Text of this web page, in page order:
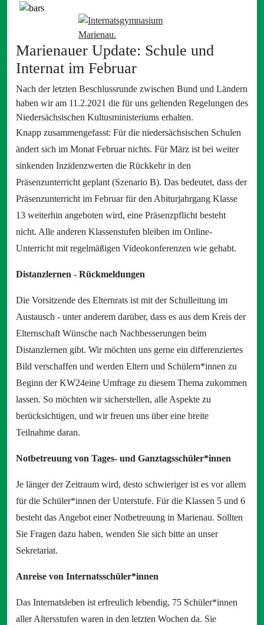
Marienauer Update: Schule und
Internat im Februar
Nach der letzten Beschlussrunde zwischen Bund und Ländern
haben wir am 11.2.2021 die für uns geltenden Regelungen des
Niedersächsischen Kultusministeriums erhalten.
Knapp zusammengefasst: Für die niedersächsischen Schulen
ändert sich im Monat Februar nichts. Für März ist bei weiter
sinkenden Inzidenzwerten die Rückkehr in den
Präsenzunterricht geplant (Szenario B). Das bedeutet, dass der
Präsenzunterricht im Februar für den Abiturjahrgang Klasse
13 weiterhin angeboten wird, eine Präsenzpflicht besteht
nicht. Alle anderen Klassenstufen bleiben im Online-
Unterricht mit regelmäßigen Videokonferenzen wie gehabt.
Distanzlernen - Rückmeldungen
Die Vorsitzende des Elternrats ist mit der Schulleitung im
Austausch - unter anderem darüber, dass es aus dem Kreis der
Elternschaft Wünsche nach Nachbesserungen beim
Distanzlernen gibt. Wir möchten uns gerne ein differenziertes
Bild verschaffen und werden Eltern und Schülern*innen zu
Beginn der KW24eine Umfrage zu diesem Thema zukommen
lassen. So möchten wir sicherstellen, alle Aspekte zu
berücksichtigen, und wir freuen uns über eine breite
Teilnahme daran.
Notbetreuung von Tages- und Ganztagsschüler*innen
Je länger der Zeitraum wird, desto schwieriger ist es vor allem
für die Schüler*innen der Unterstufe. Für die Klassen 5 und 6
besteht das Angebot einer Notbetreuung in Marienau. Sollten
Sie Fragen dazu haben, wenden Sie sich bitte an unser
Sekretariat.
Anreise von Internatsschüler*innen
Das Internatsleben ist erfreulich lebendig, 75 Schüler*innen
aller Altersstufen waren in den letzten Wochen da. Sie